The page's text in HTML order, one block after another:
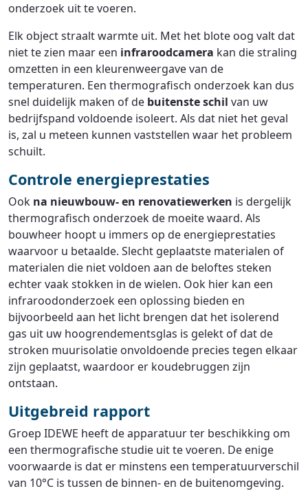
onderzoek uit te voeren.
Elk object straalt warmte uit. Met het blote oog valt dat
niet te zien maar een infraroodcamera kan die straling
omzetten in een kleurenweergave van de
temperaturen. Een thermografisch onderzoek kan dus
snel duidelijk maken of de buitenste schil van uw
bedrijfspand voldoende isoleert. Als dat niet het geval
is, zal u meteen kunnen vaststellen waar het probleem
schuilt.
Controle energieprestaties
Ook na nieuwbouw- en renovatiewerken is dergelijk
thermografisch onderzoek de moeite waard. Als
bouwheer hoopt u immers op de energieprestaties
waarvoor u betaalde. Slecht geplaatste materialen of
materialen die niet voldoen aan de beloftes steken
echter vaak stokken in de wielen. Ook hier kan een
infraroodonderzoek een oplossing bieden en
bijvoorbeeld aan het licht brengen dat het isolerend
gas uit uw hoogrendementsglas is gelekt of dat de
stroken muurisolatie onvoldoende precies tegen elkaar
zijn geplaatst, waardoor er koudebruggen zijn
ontstaan.
Uitgebreid rapport
Groep IDEWE heeft de apparatuur ter beschikking om
een thermografische studie uit te voeren. De enige
voorwaarde is dat er minstens een temperatuurverschil
van 10°C is tussen de binnen- en de buitenomgeving.